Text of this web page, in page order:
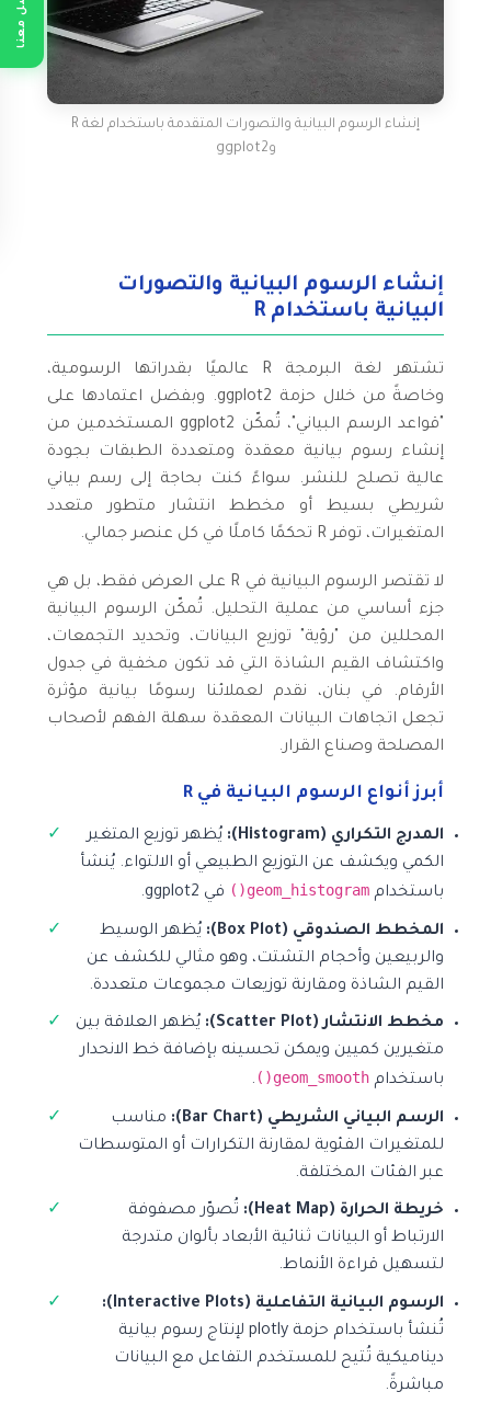
إنشاء الرسوم البيانية والتصورات المتقدمة باستخدام لغة R
وggplot2
إنشاء الرسوم البيانية والتصورات
البيانية باستخدام R
تشتهر لغة البرمجة R عالميًا بقدراتها الرسومية،
وخاصةً من خلال حزمة ggplot2. وبفضل اعتمادها على
"قواعد الرسم البياني"، تُمكّن ggplot2 المستخدمين من
إنشاء رسوم بيانية معقدة ومتعددة الطبقات بجودة
عالية تصلح للنشر. سواءً كنت بحاجة إلى رسم بياني
شريطي بسيط أو مخطط انتشار متطور متعدد
المتغيرات، توفر R تحكمًا كاملًا في كل عنصر جمالي.
لا تقتصر الرسوم البيانية في R على العرض فقط، بل هي
جزء أساسي من عملية التحليل. تُمكّن الرسوم البيانية
المحللين من "رؤية" توزيع البيانات، وتحديد التجمعات،
واكتشاف القيم الشاذة التي قد تكون مخفية في جدول
الأرقام. في بنان، نقدم لعملائنا رسومًا بيانية مؤثرة
تجعل اتجاهات البيانات المعقدة سهلة الفهم لأصحاب
المصلحة وصناع القرار.
أبرز أنواع الرسوم البيانية في R
المدرج التكراري (Histogram):
يُظهر توزيع المتغير
الكمي ويكشف عن التوزيع الطبيعي أو الالتواء. يُنشأ
باستخدام geom_histogram() في ggplot2.
المخطط الصندوقي (Box Plot):
يُظهر الوسيط
والربيعين وأحجام التشتت، وهو مثالي للكشف عن
القيم الشاذة ومقارنة توزيعات مجموعات متعددة.
مخطط الانتشار (Scatter Plot):
يُظهر العلاقة بين
متغيرين كميين ويمكن تحسينه بإضافة خط الانحدار
باستخدام geom_smooth()
.
الرسم البياني الشريطي (Bar Chart):
مناسب
للمتغيرات الفئوية لمقارنة التكرارات أو المتوسطات
عبر الفئات المختلفة.
خريطة الحرارة (Heat Map):
تُصوّر مصفوفة
الارتباط أو البيانات ثنائية الأبعاد بألوان متدرجة
لتسهيل قراءة الأنماط.
الرسوم البيانية التفاعلية (Interactive Plots):
تُنشأ باستخدام حزمة plotly لإنتاج رسوم بيانية
ديناميكية تُتيح للمستخدم التفاعل مع البيانات
مباشرةً.